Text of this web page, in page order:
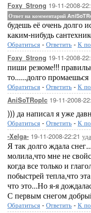
Foxy_Strong 19-11-2008-
Ответ на комментарий
будешь её очень долго
каким-нибудь
Обратиться - Ответить - К
Foxy_Strong 19-11-2008-
пиши резюме!!!
то......долго промаешься
Обратиться - Ответить - К
AniSoTRopIc 19-11-2008-
))) да написал я уже
Обратиться - Ответить - К
-Xelga- 19-11-2008-22:21
Я так долго ждала
молила,что мне не
когда все только и
побыстрей тепла,что
что это...Но я-я
С первым снегом
Обратиться - Ответить - К